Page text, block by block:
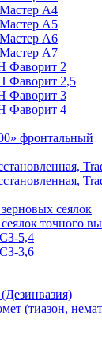
А4
А5
А6
А7
Фаворит 2
Фаворит 2,5
Фаворит 3
Фаворит 4
фронтальный
сеялок
точного
5,4
3,6
(тиазон,